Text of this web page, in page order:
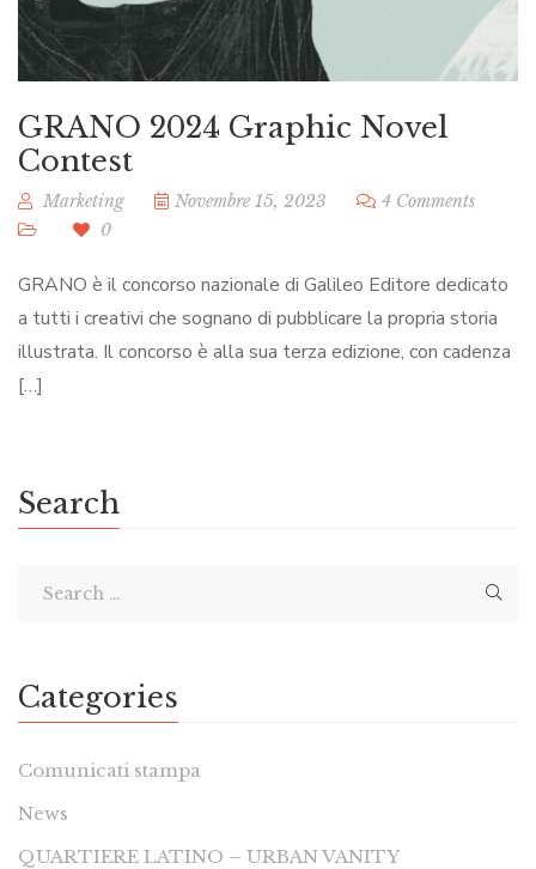
GRANO 2024 Graphic Novel
Contest
Marketing Novembre 15, 2023
4 Comments
0
GRANO è il concorso nazionale di Galileo Editore dedicato
a tutti i creativi che sognano di pubblicare la propria storia
illustrata. Il concorso è alla sua terza edizione, con cadenza
[…]
Search
Categories
Comunicati stampa
News
QUARTIERE LATINO – URBAN VANITY